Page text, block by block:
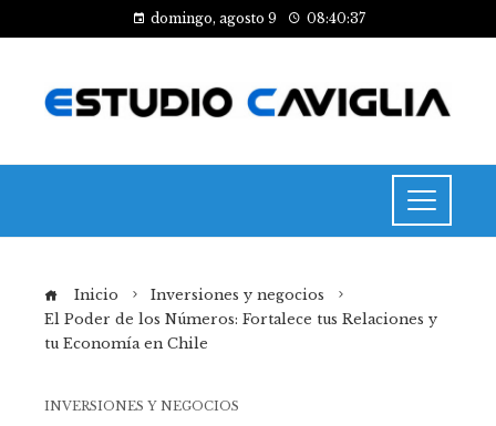
domingo, agosto 9 08:40:38
Inicio
Inversiones y negocios
El Poder de los Números: Fortalece tus Relaciones y
tu Economía en Chile
INVERSIONES Y NEGOCIOS